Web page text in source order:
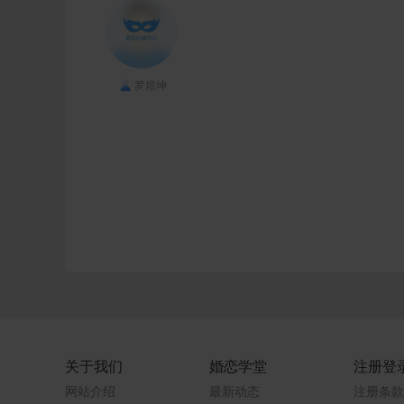
罗煜坤
关于我们
网站介绍
婚恋学堂
最新动态
注册登
注册条款